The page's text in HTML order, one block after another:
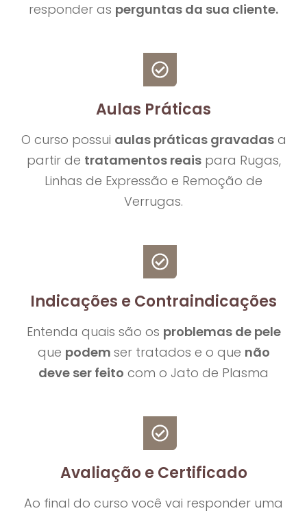
responder as perguntas da sua cliente.
Aulas Práticas
O curso possui aulas práticas gravadasa
partir de tratamentos reaispara Rugas,
Linhas de Expressão e Remoção de
Verrugas.
Indicações e Contraindicações
Entenda quais são os problemas de pele
que podem ser tratados e o que não
deve ser feito com o Jato de Plasma
Avaliação e Certificado
Ao final do curso você vai responder uma